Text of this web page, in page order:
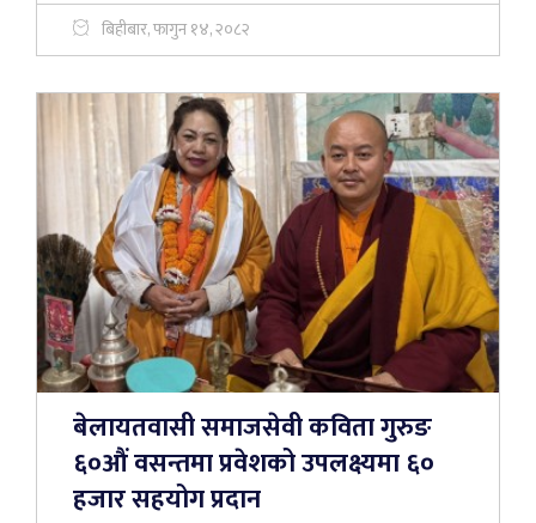
बिहीबार, फागुन १४, २०८२
बेलायतवासी समाजसेवी कविता गुरुङ
६०औं वसन्तमा प्रवेशको उपलक्ष्यमा ६०
हजार सहयोग प्रदान